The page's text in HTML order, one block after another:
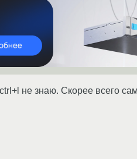
не знаю. Скорее всего